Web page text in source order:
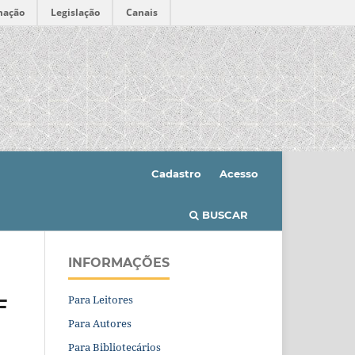
Legislação Canais
BUSCAR
Cadastro Acesso
INFORMAÇÕES
Para Leitores
Para Autores
Para Bibliotecários